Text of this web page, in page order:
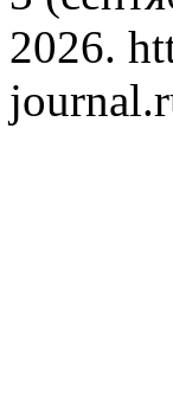
2026.